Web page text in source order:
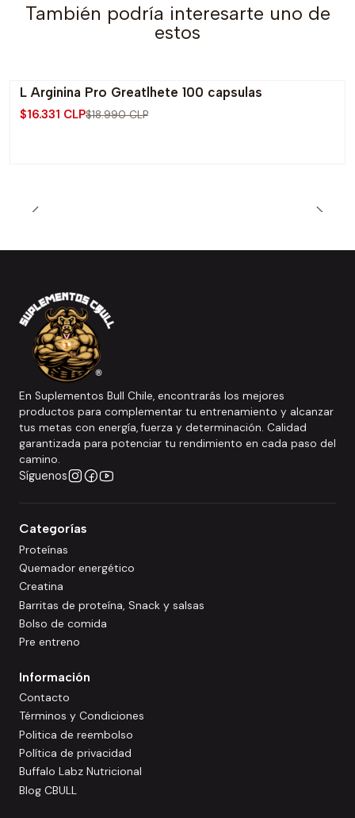
También podría interesarte uno de
estos
-14% OFF
L Arginina Pro Greatlhete 100 capsulas
$16.331 CLP$18.990 CLP
En Suplementos Bull Chile, encontrarás los mejores
productos para complementar tu entrenamiento y alcanzar
tus metas con energía, fuerza y determinación. Calidad
garantizada para potenciar tu rendimiento en cada paso del
camino.
Síguenos
Categorías
Proteínas
Quemador energético
Creatina
Barritas de proteína, Snack y salsas
Bolso de comida
Pre entreno
Información
Contacto
Términos y Condiciones
Politica de reembolso
Política de privacidad
Buffalo Labz Nutricional
Blog CBULL